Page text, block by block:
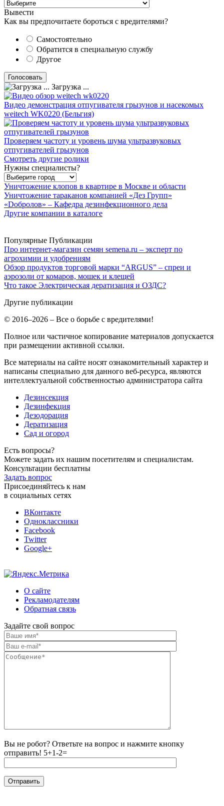
Вывести
Как вы предпочитаете бороться с вредителями?
Самостоятельно
Обратится в специальную службу
Другое
Загрузка ...
Видео демонстрация отпугивателя грызунов и насекомых
weitech WK0220 (Бельгия)
Проверяем частоту и уровень шума ультразвуковых
отпугивателей грызунов
Смотреть другие ролики
Нужны специалисты?
Уничтожение клопов в квартире в Москве и области
Уничтожение тараканов компанией «Дез Групп»
«Dобролов» – Кафедра дезинфекционного дела
Другие компании в каталоге
Популярные Публикации
Про интернет-магазин семян semena.ru – эксперт по
агрохимии и удобрениям
Обзор продуктов торговой марки “ARGUS” – спреи и
аэрозоли от комаров, мошек и клещей
Что такое Электрическая дератизация и ОЗДС?
Другие публикации
© 2016–2026 – Все о борьбе с вредителями!
Полное или частичное копирование материалов допускается
при размещении активной ссылки.
Все материалы на сайте носят ознакомительный характер и
написаны специально для данного веб-ресурса, являются
интеллектуальной собственностью администратора сайта
Дезинсекция
Дезинфекция
Дезодорация
Дератизация
Сад и огород
Есть вопросы?
Можете задать их нашим посетителям и специалистам.
Консультации бесплатны
Задать вопрос
Присоединяйтесь к нам
в социальных сетях
ВКонтакте
Одноклассники
Facebook
Twitter
Google+
О сайте
Рекламодателям
Обратная связь
Задайте свой вопрос
Вы не робот? Ответьте на вопрос и нажмите кнопку
отправить! 5+1-2=